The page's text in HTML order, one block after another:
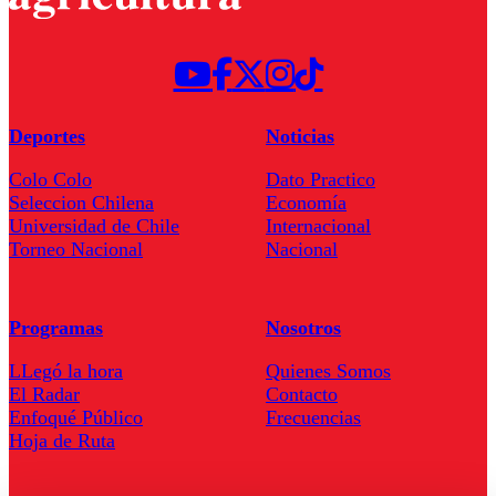
Deportes
Colo Colo
Seleccion Chilena
Universidad de Chile
Torneo Nacional
Noticias
Dato Practico
Economía
Internacional
Nacional
Programas
LLegó la hora
El Radar
Enfoqué Público
Hoja de Ruta
Nosotros
Quienes Somos
Contacto
Frecuencias